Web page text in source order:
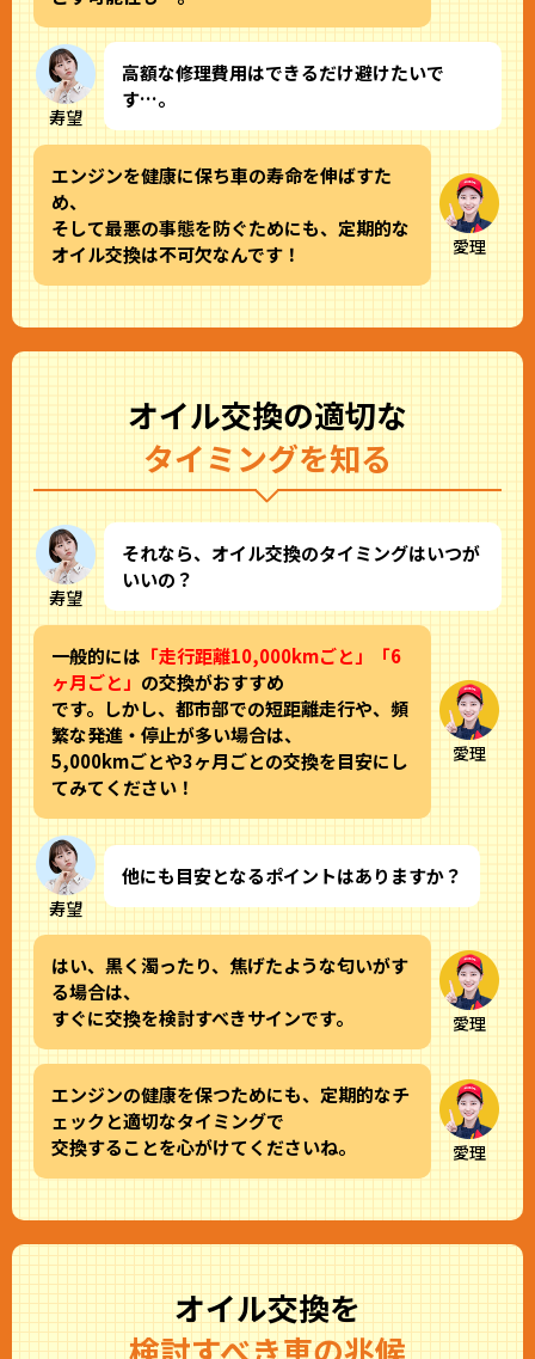
寿望
高額な修理費用はできるだけ避けたいで
す…。
愛理
エンジンを健康に保ち車の寿命を伸ばすた
め、
そして最悪の事態を防ぐためにも、定期的な
オイル交換は不可欠なんです！
オイル交換の適切な
タイミングを知る
寿望
それなら、オイル交換のタイミングはいつが
いいの？
愛理
一般的には 「走行距離10,000kmごと」「6
ヶ月ごと」 の交換がおすすめ
です。しかし、都市部での短距離走行や、頻
繁な発進・停止が多い場合は、
5,000kmごとや3ヶ月ごとの交換を目安にし
てみてください！
寿望
他にも目安となるポイントはありますか？
愛理
はい、黒く濁ったり、焦げたような匂いがす
る場合は、
すぐに交換を検討すべきサインです。
愛理
エンジンの健康を保つためにも、定期的なチ
ェックと適切なタイミングで
交換することを心がけてくださいね。
オイル交換を
検討すべき車の兆候